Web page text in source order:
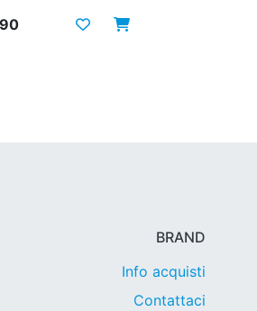
BRAND
Info acquisti
Contattaci